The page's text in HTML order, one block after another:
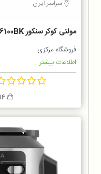
سراسر ایران
مولتی کوکر سنکور SPR6100BK
فروشگاه مرکزی
اطلاعات بیشتر...